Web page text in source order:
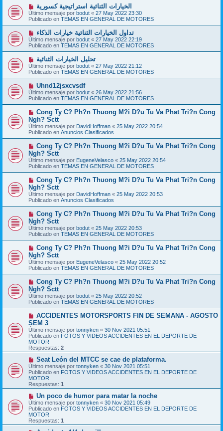
em
e
n
s
a
j
e
N
u
e
v
m
e
n
s
a
j
e
الخيارات الثنائية استراتيجية كسورية
Último mensaje por bodut « 27 May 2022 23:30
Publicado en TEMAS EN GENERAL DE MOTORES
N
u
e
v
m
e
n
s
a
j
e
تداول الخيارات الثنائية خيارات الذكاء
Último mensaje por bodut « 27 May 2022 22:19
Publicado en TEMAS EN GENERAL DE MOTORES
N
u
e
v
o
m
e
n
s
a
j
e
تحليل الخيارات الثنائية
Último mensaje por bodut « 27 May 2022 21:12
Publicado en TEMAS EN GENERAL DE MOTORES
N
u
e
v
m
e
n
s
a
Uhnd12jsxcvsdf
Último mensaje por bodut « 26 May 2022 21:56
Publicado en TEMAS EN GENERAL DE MOTORES
N
e
v
o
m
e
n
s
a
e
Cong Ty C? Ph?n Thuong M?i D?u Tu Va Phat Tri?n Cong
Ngh? Sctt
Último mensaje por DavidHoffman « 25 May 2022 20:54
Publicado en Anuncios Clasificados
N
e
v
o
m
e
n
s
a
e
Cong Ty C? Ph?n Thuong M?i D?u Tu Va Phat Tri?n Cong
Ngh? Sctt
Último mensaje por EugeneVelasco « 25 May 2022 20:54
Publicado en TEMAS EN GENERAL DE MOTORES
N
e
v
o
m
e
n
s
a
e
Cong Ty C? Ph?n Thuong M?i D?u Tu Va Phat Tri?n Cong
Ngh? Sctt
Último mensaje por DavidHoffman « 25 May 2022 20:53
Publicado en Anuncios Clasificados
N
e
v
o
m
e
n
s
a
e
Cong Ty C? Ph?n Thuong M?i D?u Tu Va Phat Tri?n Cong
Ngh? Sctt
Último mensaje por bodut « 25 May 2022 20:53
Publicado en TEMAS EN GENERAL DE MOTORES
N
e
v
o
m
e
n
s
a
Cong Ty C? Ph?n Thuong M?i D?u Tu Va Phat Tri?n Cong
Ngh? Sctt
Último mensaje por EugeneVelasco « 25 May 2022 20:52
Publicado en TEMAS EN GENERAL DE MOTORES
N
e
v
o
m
e
n
s
a
j
e
Cong Ty C? Ph?n Thuong M?i D?u Tu Va Phat Tri?n Cong
Ngh? Sctt
Último mensaje por bodut « 25 May 2022 20:52
Publicado en TEMAS EN GENERAL DE MOTORES
N
u
e
v
o
m
e
n
s
a
j
e
ACCIDENTES MOTORSPORTS FIN DE SEMANA - AGOSTO
SEM 3
Último mensaje por tonnyken « 30 Nov 2021 05:51
Publicado en FOTOS Y VIDEOS ACCIDENTES EN EL DEPORTE DE
MOTOR
Respuestas: 2
N
u
e
v
o
m
e
n
s
a
j
e
Seat León del MTCC se cae de plataforma.
Último mensaje por tonnyken « 30 Nov 2021 05:51
Publicado en FOTOS Y VIDEOS ACCIDENTES EN EL DEPORTE DE
MOTOR
Respuestas: 1
N
u
e
v
o
m
Un poco de humor para matar la noche
Último mensaje por tonnyken « 30 Nov 2021 05:49
Publicado en FOTOS Y VIDEOS ACCIDENTES EN EL DEPORTE DE
MOTOR
Respuestas: 1